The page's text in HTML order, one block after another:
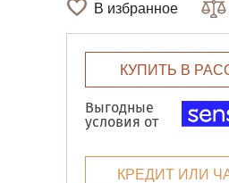
В избранное
КУПИТЬ В
Выгодные
условия от
КРЕДИТ ИЛИ